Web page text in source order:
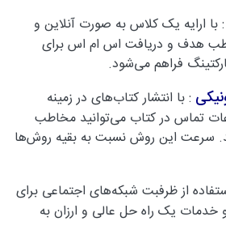
: با ارایه یک کلاس به صورت آنلاین و
هدف و دریافت اس ام اس برای
فراهم می‌شود.
: با انتشار کتاب‌های در زمینه
تماس در کتاب می‌توانید مخاطب
سرعت این روش نسبت به بقیه روش‌ها
از ظرفبت شبکه‌های اجتماعی برای
یک راه حل عالی و ارزان به